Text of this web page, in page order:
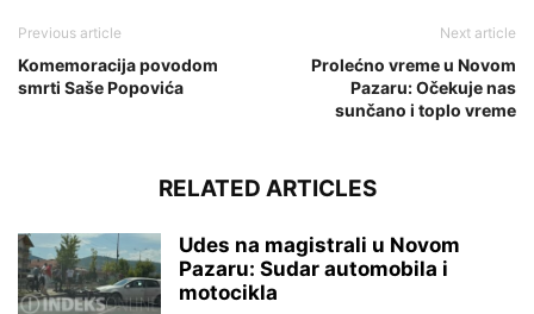
Previous article
Komemoracija povodom
smrti Saše Popovića
Next article
Prolećno vreme u Novom
Pazaru: Očekuje nas
sunčano i toplo vreme
RELATED ARTICLES
Udes na magistrali u Novom
Pazaru: Sudar automobila i
motocikla